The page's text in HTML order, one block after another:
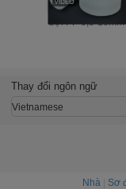
Sợi PP 0,5-10mm
Thay đổi ngôn ngữ
Vietnamese
Nhà Sơ